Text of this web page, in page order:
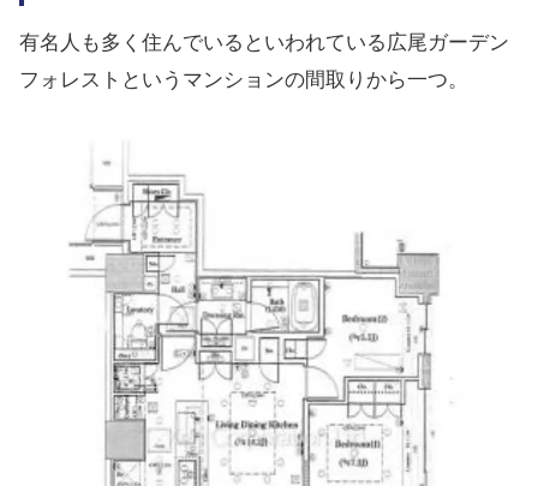
有名人も多く住んでいるといわれている広尾ガーデン
フォレストというマンションの間取りから一つ。